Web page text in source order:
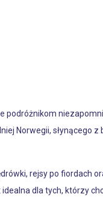
Norwegii, słynącego
rejsy po fiordach
dla tych, którzy